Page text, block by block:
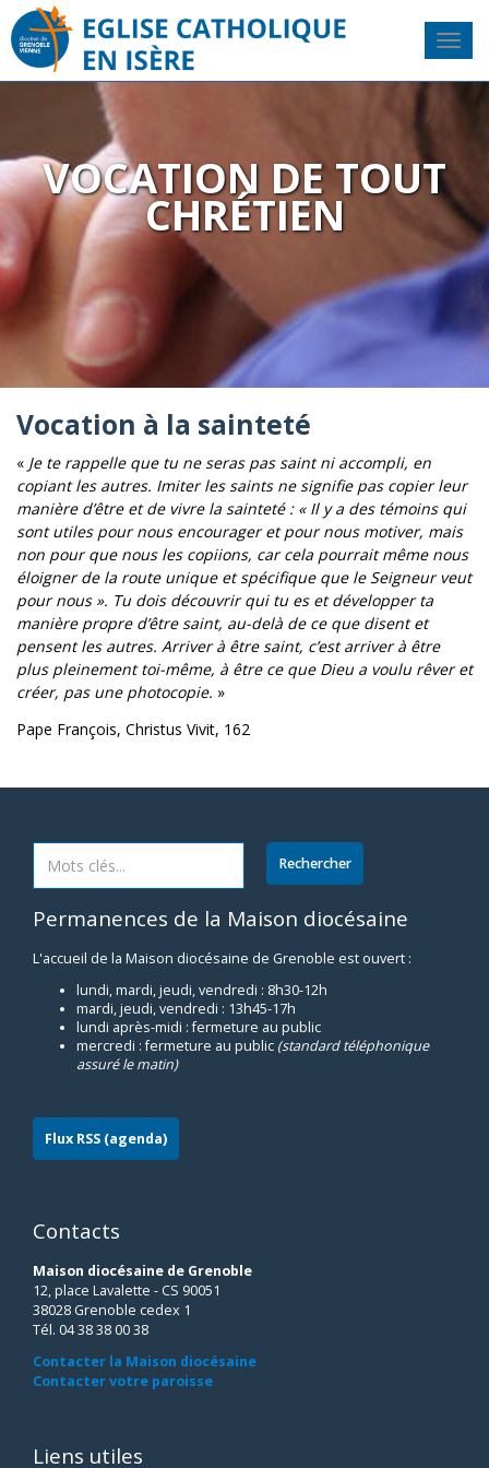
VOCATION DE TOUT
CHRÉTIEN
Vocation à la sainteté
« Je te rappelle que tu ne seras pas saint ni accompli, en
copiant les autres. Imiter les saints ne signifie pas copier leur
manière d’être et de vivre la sainteté : « Il y a des témoins qui
sont utiles pour nous encourager et pour nous motiver, mais
non pour que nous les copiions, car cela pourrait même nous
éloigner de la route unique et spécifique que le Seigneur veut
pour nous ». Tu dois découvrir qui tu es et développer ta
manière propre d’être saint, au-delà de ce que disent et
pensent les autres. Arriver à être saint, c’est arriver à être
plus pleinement toi-même, à être ce que Dieu a voulu rêver et
créer, pas une photocopie. »
Pape François, Christus Vivit, 162
Permanences de la Maison diocésaine
L'accueil de la Maison diocésaine de Grenoble est ouvert :
lundi, mardi, jeudi, vendredi : 8h30-12h
mardi, jeudi, vendredi : 13h45-17h
lundi après-midi : fermeture au public
mercredi : fermeture au public (standard téléphonique
assuré le matin)
Flux RSS (agenda)
Contacts
Maison diocésaine de Grenoble
12, place Lavalette - CS 90051
38028 Grenoble cedex 1
Tél. 04 38 38 00 38
Contacter la Maison diocésaine
Contacter votre paroisse
Liens utiles